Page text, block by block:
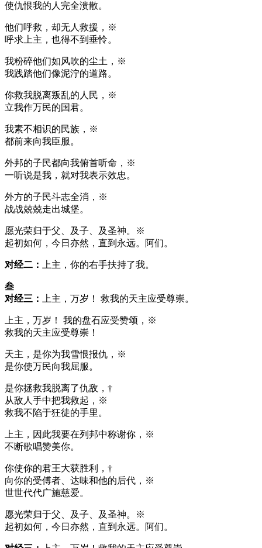
使仇恨我的人完全溃散。
他们呼救，却无人救援，※
呼求上主，也得不到垂怜。
我粉碎他们如风吹的尘土，※
我践踏他们像泥泞的道路。
你救我脱离叛乱的人民，※
立我作万民的国君。
我素不相识的民族，※
都前来向我臣服。
外邦的子民都向我俯首听命，※
一听说是我，就对我表示效忠。
外方的子民斗志全消，※
战战兢兢走出城堡。
愿光荣归于父、及子、及圣神。※
起初如何，今日亦然，直到永远。阿们。
对经二： 上主，你的右手扶持了我。
叁
对经三：
上主，万岁！ 救我的天主应受尊崇。
上主，万岁！ 我的盘石应受赞颂，※
救我的天主应受尊崇！
天主，是你为我雪恨报仇，※
是你使万民向我屈服。
是你拯救我脱离了仇敌，†
从敌人手中把我救起，※
救我不陷于狂徒的手里。
上主，因此我要在列邦中称谢你，※
不断歌唱赞美你。
你使你的君王大获胜利，†
向你的受傅者、达味和他的后代，※
世世代代广施慈爱。
愿光荣归于父、及子、及圣神。※
起初如何，今日亦然，直到永远。阿们。